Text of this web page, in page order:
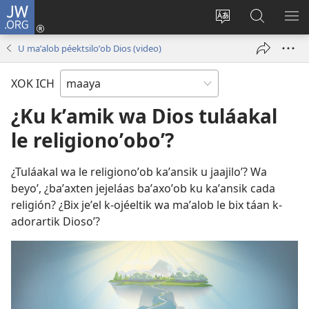
JW.ORG
Kʼex
idiomail
Ooken
new
Kaaxan
teʼ
jw.org
U maʼalob péektsiloʼob Dios (video)
XOK ICH
¿Ku kʼamik wa Dios tuláakal
le religionoʼoboʼ?
¿Tuláakal wa le religionoʼob kaʼansik u jaajiloʼ? Wa
beyoʼ, ¿baʼaxten jejeláas baʼaxoʼob ku kaʼansik cada
religión? ¿Bix jeʼel k-ojéeltik wa maʼalob le bix táan k-
adorartik Diosoʼ?